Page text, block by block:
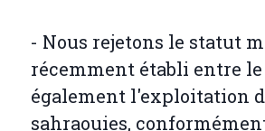
- Nous rejetons le statut
récemment établi entre le
également l'exploitation
sahraouies,